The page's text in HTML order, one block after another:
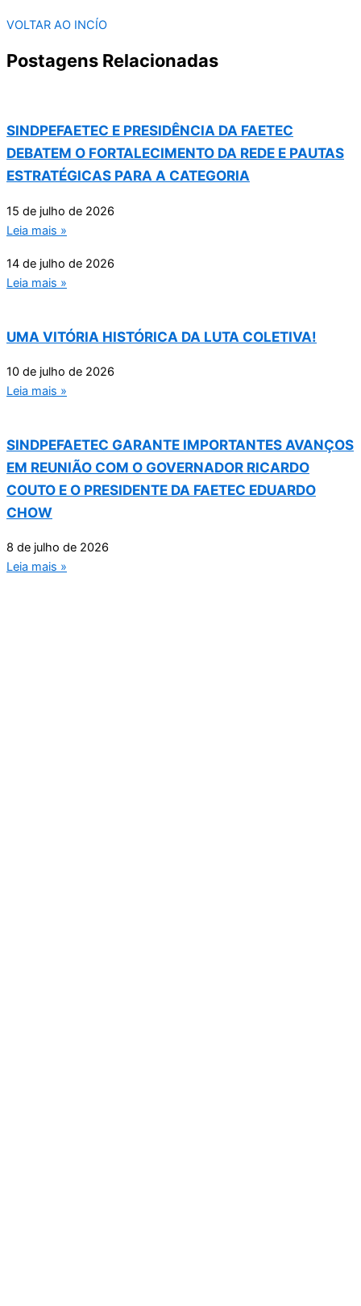
VOLTAR AO INCÍO
Postagens Relacionadas
SINDPEFAETEC E PRESIDÊNCIA DA FAETEC
DEBATEM O FORTALECIMENTO DA REDE E PAUTAS
ESTRATÉGICAS PARA A CATEGORIA
15 de julho de 2026
Leia mais »
14 de julho de 2026
Leia mais »
UMA VITÓRIA HISTÓRICA DA LUTA COLETIVA!
10 de julho de 2026
Leia mais »
SINDPEFAETEC GARANTE IMPORTANTES AVANÇOS
EM REUNIÃO COM O GOVERNADOR RICARDO
COUTO E O PRESIDENTE DA FAETEC EDUARDO
CHOW
8 de julho de 2026
Leia mais »